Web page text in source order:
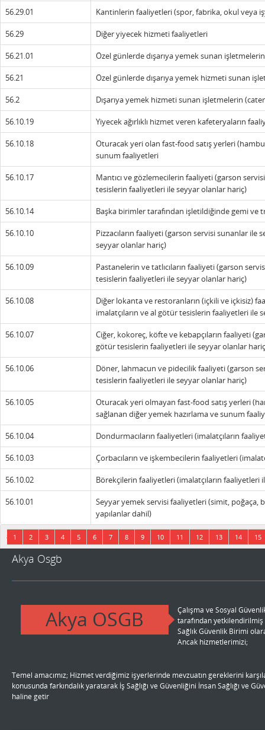
56.29.01 Kantinlerin faaliyetleri (spor, fabrika, okul veya
56.29 Diğer yiyecek hizmeti faaliyetleri
56.21.01 Özel günlerde dışarıya yemek sunan
56.21 Özel günlerde dışarıya yemek hizmeti sunan
56.2 Dışarıya yemek hizmeti sunan işletmelerin
56.10.19 Yiyecek ağırlıklı hizmet veren kafeteryaların
56.10.18
Oturacak yeri olan fast-food satış yerleri
sunum faaliyetleri
56.10.17
Mantıcı ve gözlemecilerin faaliyeti (garson
tesislerin faaliyetleri ile seyyar olanlar hariç)
56.10.14 Başka birimler tarafından işletildiğinde gemi
56.10.10
Pizzacıların faaliyeti (garson servisi sunanlar
seyyar olanlar hariç)
56.10.09
Pastanelerin ve tatlıcıların faaliyeti (garson
tesislerin faaliyetleri ile seyyar olanlar hariç)
56.10.08
Diğer lokanta ve restoranların (içkili ve içkisiz)
imalatçıların ve al götür tesislerin faaliyetleri ile
56.10.07
Ciğer, kokoreç, köfte ve kebapçıların faaliyeti
götür tesislerin faaliyetleri ile seyyar olanlar
56.10.06
Döner, lahmacun ve pidecilik faaliyeti (garson
tesislerin faaliyetleri ile seyyar olanlar hariç)
56.10.05
Oturacak yeri olmayan fast-food satış yerleri
sağlanan diğer yemek hazırlama ve sunum
56.10.04 Dondurmacıların faaliyetleri (imalatçıların
56.10.03 Çorbacıların ve işkembecilerin faaliyetleri
56.10.02 Börekçilerin faaliyetleri (imalatçıların faaliyetleri
56.10.01
Seyyar yemek servisi faaliyetleri (simit,
yapılanlar dahil)
8 sayfadan 1 sayfa gösteriliyor.
1 2 3 4 5 6 7 8 9 10 11 12 13 14 15
Akya Osgb
Akya OSGB
Çalışma ve Sosyal
tarafından yetkilendirilmiş
Sağlık Güvenlik Birimi
Ancak hizmetlerimizi;
Temel amacımız; Hizmet verdiğimiz işyerlerinde mevzuatın gereklerini
konusunda farkındalık yaratarak İş Sağlığı ve Güvenliğini İnsan Sağlığı ve
haline getir